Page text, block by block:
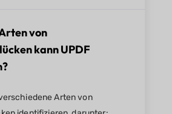
von
kann UPDF
Arten von